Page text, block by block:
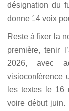
désignation du
donne 14 voix
Reste à fixer la
première, tenir
2026, avec
visioconférence
les textes le 16
voire début juin.